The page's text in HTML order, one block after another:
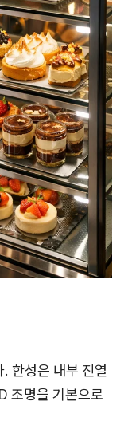
한성은 내부 진열
조명을 기본으로